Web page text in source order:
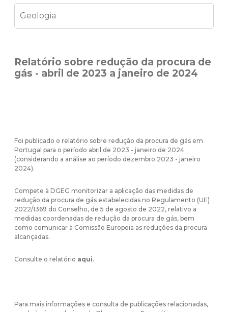
Geologia
Relatório sobre redução da procura de
gás - abril de 2023 a janeiro de 2024
Foi publicado o relatório sobre redução da procura de gás em
Portugal para o período abril de 2023 - janeiro de 2024
(considerando a análise ao período dezembro 2023 - janeiro
2024).
Compete à DGEG monitorizar a aplicação das medidas de
redução da procura de gás estabelecidas no Regulamento (UE)
2022/1369 do Conselho, de 5 de agosto de 2022, relativo a
medidas coordenadas de redução da procura de gás, bem
como comunicar à Comissão Europeia as reduções da procura
alcançadas.
Consulte o relatório aqui.
Para mais informações e consulta de publicações relacionadas,